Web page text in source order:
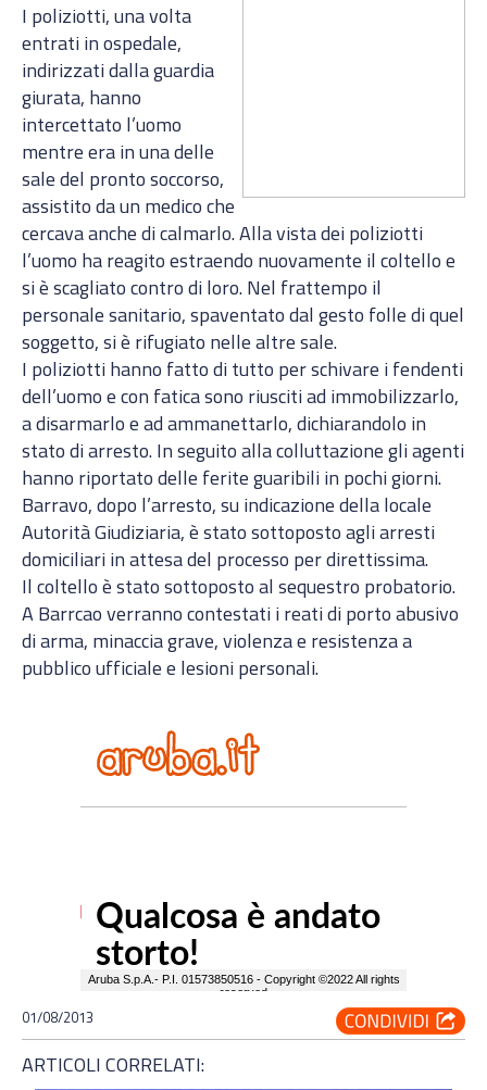
I poliziotti, una volta
entrati in ospedale,
indirizzati dalla guardia
giurata, hanno
intercettato l’uomo
mentre era in una delle
sale del pronto soccorso,
assistito da un medico che
cercava anche di calmarlo. Alla vista dei poliziotti
l’uomo ha reagito estraendo nuovamente il coltello e
si è scagliato contro di loro. Nel frattempo il
personale sanitario, spaventato dal gesto folle di quel
soggetto, si è rifugiato nelle altre sale.
I poliziotti hanno fatto di tutto per schivare i fendenti
dell’uomo e con fatica sono riusciti ad immobilizzarlo,
a disarmarlo e ad ammanettarlo, dichiarandolo in
stato di arresto. In seguito alla colluttazione gli agenti
hanno riportato delle ferite guaribili in pochi giorni.
Barravo, dopo l’arresto, su indicazione della locale
Autorità Giudiziaria, è stato sottoposto agli arresti
domiciliari in attesa del processo per direttissima.
Il coltello è stato sottoposto al sequestro probatorio.
A Barrcao verranno contestati i reati di porto abusivo
di arma, minaccia grave, violenza e resistenza a
pubblico ufficiale e lesioni personali.
01/08/2013
ARTICOLI CORRELATI: